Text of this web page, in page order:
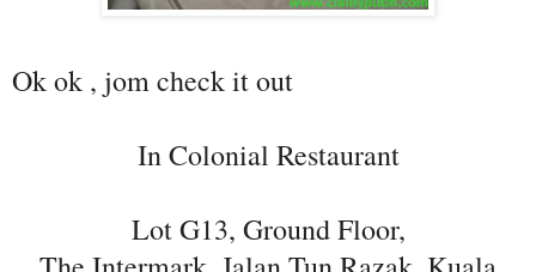
Ok ok , jom check it out
In Colonial Restaurant
Lot G13, Ground Floor,